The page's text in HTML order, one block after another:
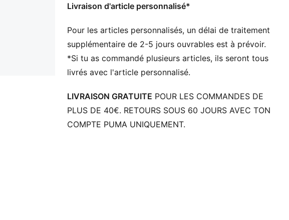
Manches courtes
Bande en jacquard
Écusson de la fédération avec texture brillante
Logo PUMA King brodé
Livraison d'article personnalisé*
Pour les articles personnalisés, un délai de traitement
supplémentaire de 2-5 jours ouvrables est à prévoir.
*Si tu as commandé plusieurs articles, ils seront tous
livrés avec l'article personnalisé.
LIVRAISON GRATUITE POUR LES COMMANDES DE
PLUS DE 40€. RETOURS SOUS 60 JOURS AVEC TON
COMPTE PUMA UNIQUEMENT.